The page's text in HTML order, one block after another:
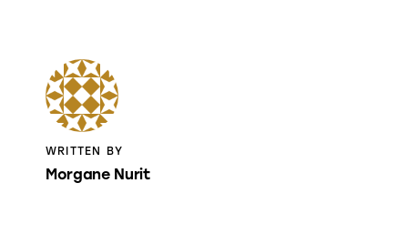
WRITTEN BY
Morgane Nurit